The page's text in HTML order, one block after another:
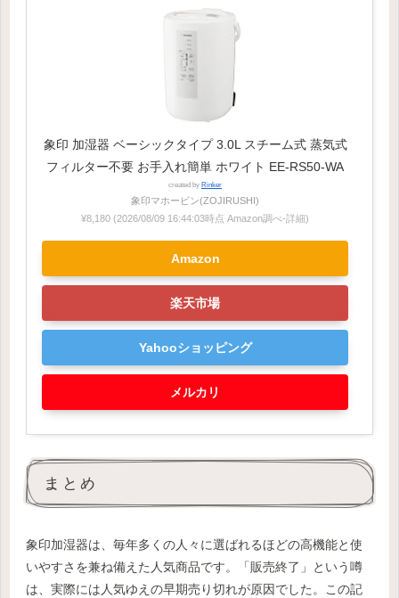
象印 加湿器 ベーシックタイプ 3.0L スチーム式 蒸気式
フィルター不要 お手入れ簡単 ホワイト EE-RS50-WA
created by Rinker
象印マホービン(ZOJIRUSHI)
¥8,180 (2026/08/09 16:44:03時点 Amazon調べ-詳細)
Amazon
楽天市場
Yahooショッピング
メルカリ
まとめ
象印加湿器は、毎年多くの人々に選ばれるほどの高機能と使
いやすさを兼ね備えた人気商品です。「販売終了」という噂
は、実際には人気ゆえの早期売り切れが原因でした。この記